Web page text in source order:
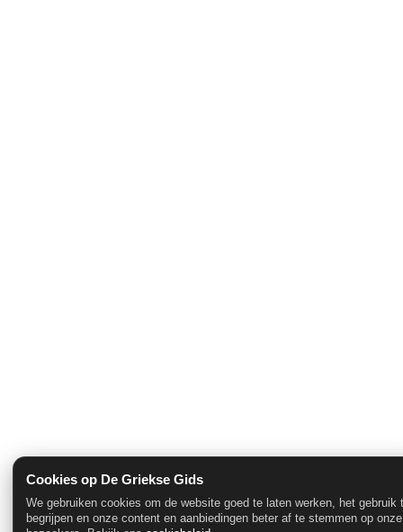
Cookies op De Griekse Gids
We gebruiken cookies om de website goed te laten werken, het gebruik
begrijpen en onze content en aanbiedingen beter af te stemmen op onze